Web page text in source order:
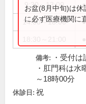
9:30～13:00 ●
14:00～18:00 ●
お盆(8月中旬)は
に必ず医療機関に
備考:
・受付
・肛門科は水
～18時00分
休診日: 祝